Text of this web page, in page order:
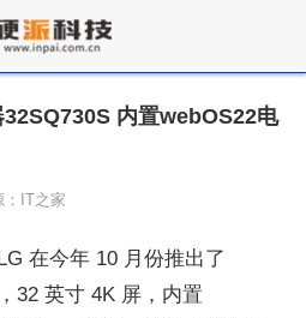
内置webOS22电
：IT之家
在今年 10 月份推出了
32 英寸 4K 屏，内置